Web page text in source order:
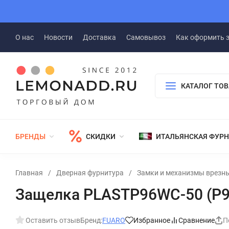
О нас Новости Доставка Самовывоз Как оформить
КАТАЛОГ
БРЕНДЫ СКИДКИ ИТАЛЬЯНСКАЯ
Главная / Дверная фурнитура / Замки и механизмы
Защелка PLASTP96WC-50
Оставить отзывБренд:FUARO Избранное Сравнение